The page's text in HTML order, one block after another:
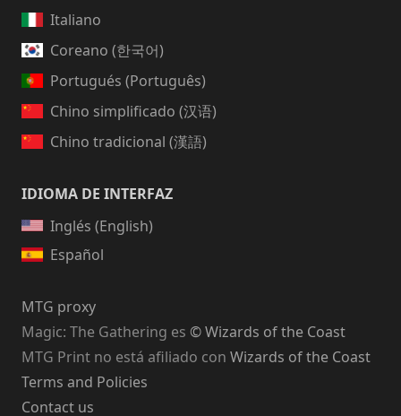
Italiano
Coreano (한국어)
Portugués (Português)
Chino simplificado (汉语)
Chino tradicional (漢語)
IDIOMA DE INTERFAZ
Inglés (English)
Español
MTG proxy
Magic: The Gathering es © Wizards of the Coast
MTG Print no está afiliado con Wizards of the Coast
Terms and Policies
Contact us